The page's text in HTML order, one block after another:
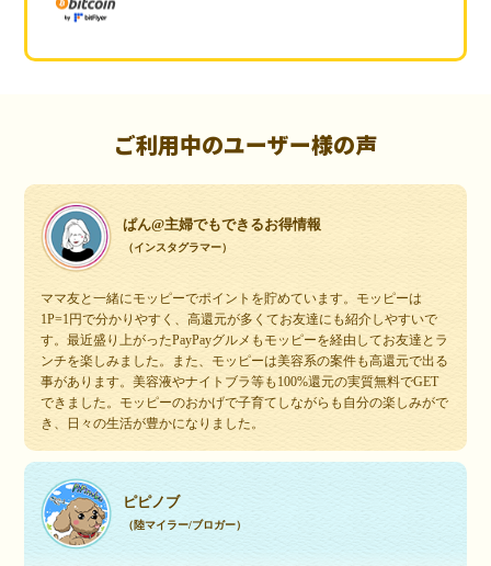
ご利用中のユーザー様の声
ぱん@主婦でもできるお得情報
（インスタグラマー）
ママ友と一緒にモッピーでポイントを貯めています。モッピーは
1P=1円で分かりやすく、高還元が多くてお友達にも紹介しやすいで
す。最近盛り上がったPayPayグルメもモッピーを経由してお友達とラ
ンチを楽しみました。また、モッピーは美容系の案件も高還元で出る
事があります。美容液やナイトブラ等も100%還元の実質無料でGET
できました。モッピーのおかげで子育てしながらも自分の楽しみがで
き、日々の生活が豊かになりました。
ピピノブ
（陸マイラー/ブロガー）